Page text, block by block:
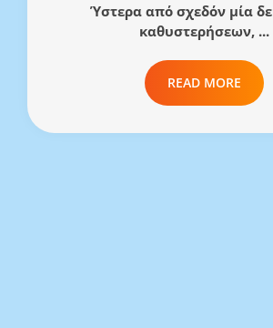
Ύστερα από σχεδόν μία
καθυστερήσεων, ...
READ MORE